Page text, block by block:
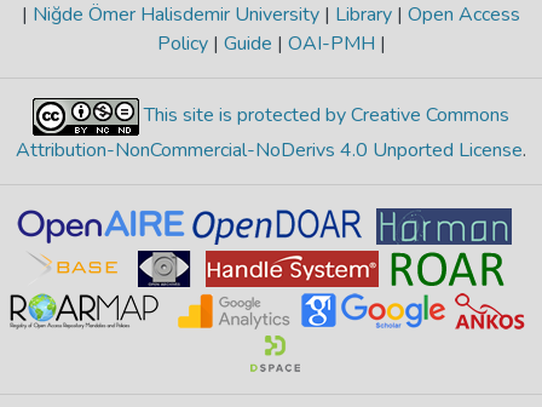
| Niğde Ömer Halisdemir University | Library | Open Access
Policy | Guide | OAI-PMH |
This site is protected by Creative Commons
Attribution-NonCommercial-NoDerivs 4.0 Unported License.